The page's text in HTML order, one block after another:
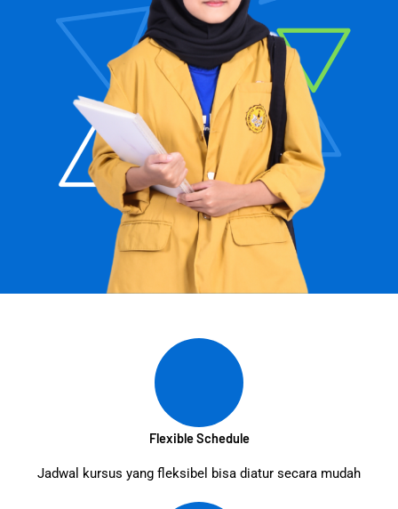
Flexible Schedule
Jadwal kursus yang fleksibel bisa diatur secara mudah